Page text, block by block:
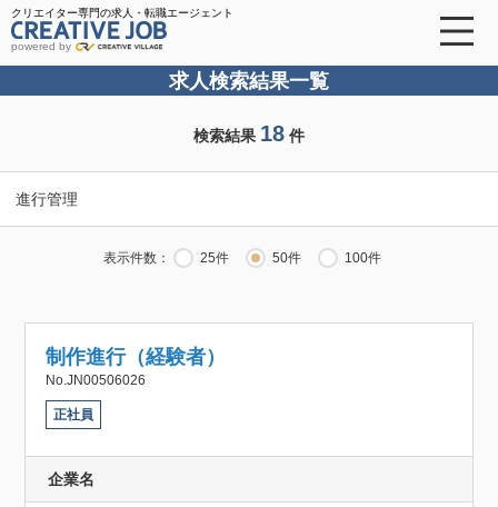
クリエイター専門の求人・転職エージェント
powered by
求人検索結果一覧
検索結果 18 件
進行管理
表示件数： 25件 50件 100件
制作進行（経験者）
No.JN00506026
正社員
企業名